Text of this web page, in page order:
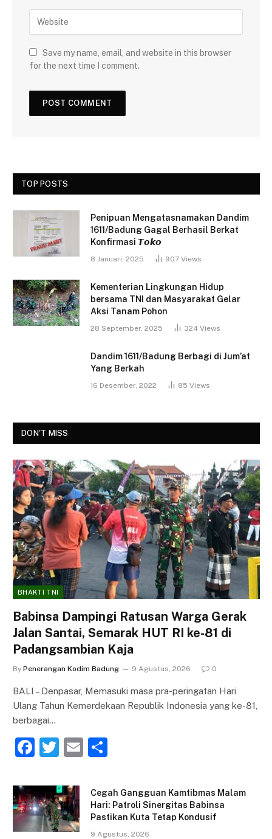
Save my name, email, and website in this browser
for the next time I comment.
TOP POSTS
Penipuan Mengatasnamakan Dandim
1611/Badung Gagal Berhasil Berkat
Konfirmasi 𝙏𝙤𝙠𝙤
8 Januari, 2025 907 Views
Kementerian Lingkungan Hidup
bersama TNI dan Masyarakat Gelar
Aksi Tanam Pohon
28 September, 2025 324 Views
Dandim 1611/Badung Berbagi di Jum’at
Yang Berkah
16 Desember, 2022 85 Views
DON'T MISS
BHAKTI TNI
Babinsa Dampingi Ratusan Warga Gerak
Jalan Santai, Semarak HUT RI ke-81 di
Padangsambian Kaja
By Penerangan Kodim Badung 9 Agustus, 2026 0
BALI – Denpasar, Memasuki masa pra-peringatan Hari
Ulang Tahun Kemerdekaan Republik Indonesia yang ke-81,
berbagai…
F
c
e
b
T
itt
er
E
ai ar
e
Cegah Gangguan Kamtibmas Malam
Hari: Patroli Sinergitas Babinsa
Pastikan Kuta Tetap Kondusif
9 Agustus, 2026